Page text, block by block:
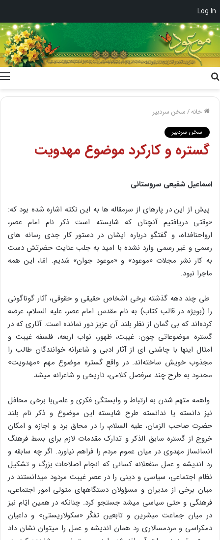
Log In
خانه/سخن سردبیر
سخن سردبیر
گستره‌ و کارکرد موضوع‌ مهدویت
اسماعیل شفیعی سروستانی
پیش از این در پارهای از سرمقاله ها به این نکته اشاره شده بود که:
«وقتی دریافتیم آنچنان که شایسته است ذکر نام امام عصر،
ارواحنافداه، و گفتگو درباره ایشان در دستور کار جدی رسانه های
رسمی و غیر رسمی وارد نشده با امید به جلب عنایت حضرتش دست
به کار نشر مجلات «موعود» و «موعود جوان» شدیم. امّا، این همه
ماجرا نبود.
طی چند دهه گذشته برخی اشخاص حقیقی و حقوقی، آثار گوناگونی
را (بویژه در قالب کتاب) به نام مقدس امام عصر، علیه السلام، عرضه
کرده‌اند که بی گمان از نظر بلند آن عزیز دور نمانده است. آثاری که در
گستره موضوعاتی چون: غیبت، ظهور، نواب اربعه، فلسفه غیبت و
امثال اینها با چاشنی ای از آثار ادبی و شاعرانه خوانندگان طالب را
مجذوب خویش ساخته‌اند. در واقع گستره موضوع مهم «مهدویت»
محدود به طرح چند سرفصل کلامی، تاریخی و شاعرانه میشد.
واهمه متهم شدن به ارتباط و وابستگی فکری و علمی‌با برخی محافل
نیز دانسته یا ندانسته طرح شایسته این موضوع و ذکر نام بلند
حضرت صاحب الزمان، علیه السلام، را در محاق برد و اجازه و امکان
خروج از گستره سابق الذکر و تدارک مقدمات لازم برای بسط فرهنگ
انسانساز مهدوی در میان عموم مردم را فراهم نیاورد. اگر چه سابقه و
رد اندیشه و عمل منفعلانه کسانی که انجام اصلاحات بزرگ و تشکیل
نظام اجتماعی، سیاسی و دینی را در عصر غیبت مردود میدانستند در
میان برخی از مدیران و مسؤولان دستگاههای متولی امور اجتماعی،
فرهنگی و حتی سیاسی میشد جستجو کرد. چنانکه در همین ایّام نیز
در میان جماعت مبشرین و تابعین تفکّر «سکولاریستی» و داعیان
دمکراسی و مردمسالاری رد همان اندیشه و عمل را میتوان نشان داد